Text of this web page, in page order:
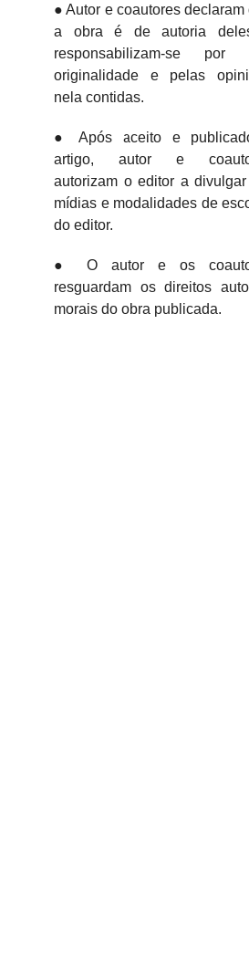
● Autor e coautores declaram
a obra é de autoria
responsabilizam-se por
originalidade e pelas
nela contidas.
● Após aceito e
artigo, autor e
autorizam o editor a
mídias e modalidades de
do editor.
● O autor e os
resguardam os direitos
morais do obra publicada.